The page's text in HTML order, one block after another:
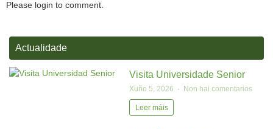
Please login to comment.
Actualidade
Visita Universidade Senior
Xuño 5, 2026 Non hai comentarios
Leer máis